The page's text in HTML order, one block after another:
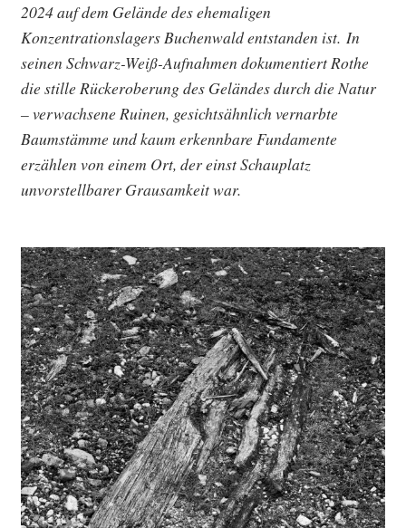
2024 auf dem Gelände des ehemaligen
Konzentrationslagers Buchenwald entstanden ist. In
seinen Schwarz-Weiß-Aufnahmen dokumentiert Rothe
die stille Rückeroberung des Geländes durch die Natur
– verwachsene Ruinen, gesichtsähnlich vernarbte
Baumstämme und kaum erkennbare Fundamente
erzählen von einem Ort, der einst Schauplatz
unvorstellbarer Grausamkeit war.